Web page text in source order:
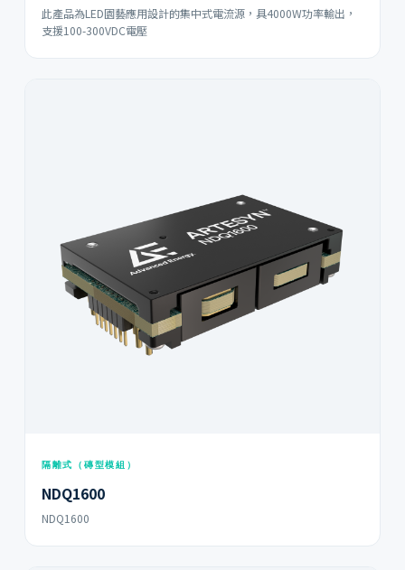
此產品為LED園藝應用設計的集中式電流源，具4000W功率輸出，
支援100-300VDC電壓
隔離式（磚型模組）
NDQ1600
NDQ1600